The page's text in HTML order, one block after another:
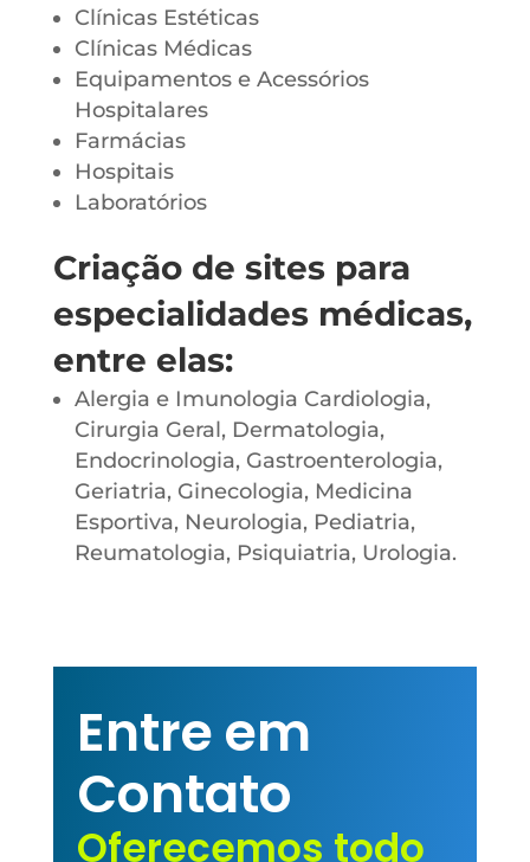
Clínicas Estéticas
Clínicas Médicas
Equipamentos e Acessórios
Hospitalares
Farmácias
Hospitais
Laboratórios
Criação de sites para
especialidades médicas,
entre elas:
Alergia e Imunologia Cardiologia,
Cirurgia Geral, Dermatologia,
Endocrinologia, Gastroenterologia,
Geriatria, Ginecologia, Medicina
Esportiva, Neurologia, Pediatria,
Reumatologia, Psiquiatria, Urologia.
Entre em
Contato
Oferecemos todo